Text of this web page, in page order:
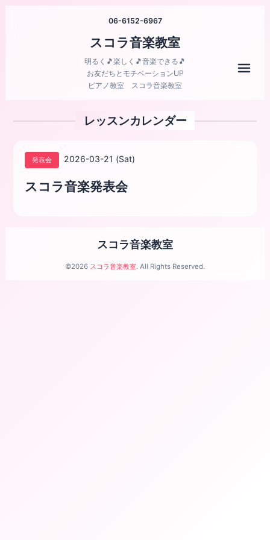
06-6152-6967
スコラ音楽教室
明るく🎵楽しく🎵音楽できる🎵
お友だちとモチベーションUP
ピアノ教室 スコラ音楽教室
レッスンカレンダー
発表会 2026-03-21 (Sat)
スコラ音楽発表会
スコラ音楽教室
©2026 スコラ音楽教室. All Rights Reserved.